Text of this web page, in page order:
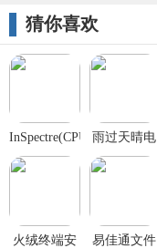
猜你喜欢
InSpectre(CPU
漏洞检测工
具)官方
雨过天晴电
脑保护系统
火绒终端安
易佳通文件